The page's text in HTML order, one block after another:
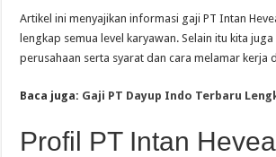
Artikel ini menyajikan informasi gaji PT Intan
lengkap semua level karyawan. Selain itu kita
perusahaan serta syarat dan cara melamar kerja
Baca juga: Gaji PT Dayup Indo Terbaru
Profil PT Intan